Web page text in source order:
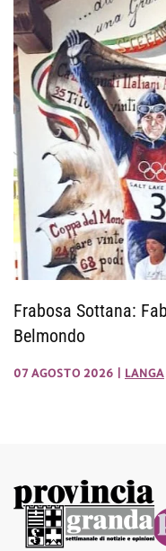
Frabosa Sottana:
Belmondo
07 AGOSTO 2026 LANGA